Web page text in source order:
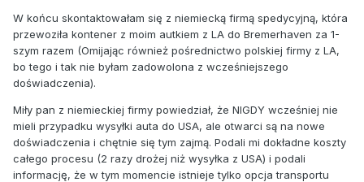
W końcu skontaktowałam się z niemiecką firmą spedycyjną, która
przewoziła kontener z moim autkiem z LA do Bremerhaven za 1-
szym razem (Omijając również pośrednictwo polskiej firmy z LA,
bo tego i tak nie byłam zadowolona z wcześniejszego
doświadczenia).
Miły pan z niemieckiej firmy powiedział, że NIGDY wcześniej nie
mieli przypadku wysyłki auta do USA, ale otwarci są na nowe
doświadczenia i chętnie się tym zajmą. Podali mi dokładne koszty
całego procesu (2 razy drożej niż wysyłka z USA) i podali
informację, że w tym momencie istnieje tylko opcja transportu